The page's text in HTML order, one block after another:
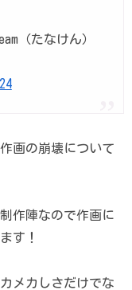
（たなけん）
画の崩壊について
作陣なので作画に
す！
メカしさだけでな